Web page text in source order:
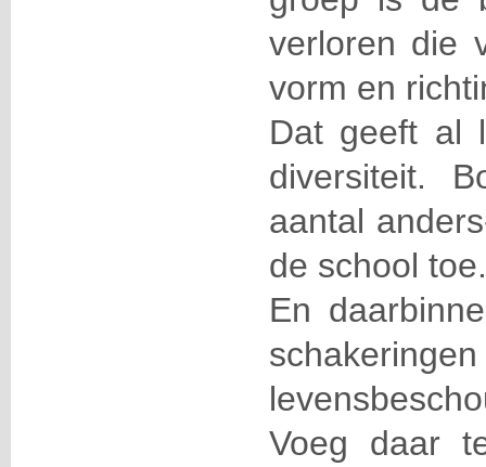
verloren die
vorm en
Dat geeft al
diversiteit.
aantal
de school toe.
En
Voeg daar